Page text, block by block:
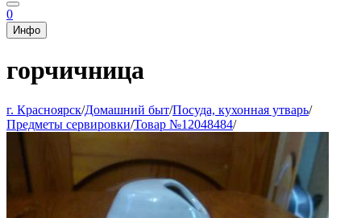
0
Инфо
горчичница
г. Красноярск/Домашний быт/Посуда, кухонная утварь/
Предметы сервировки/Товар №12048484/